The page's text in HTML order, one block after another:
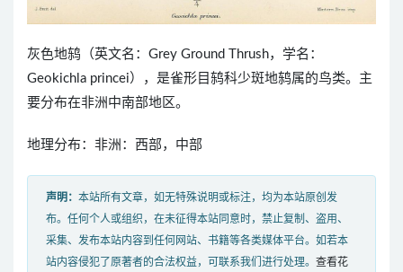
灰色地鸫（英文名：Grey Ground Thrush，学名：
Geokichla princei），是雀形目鸫科少斑地鸫属的鸟类。主
要分布在非洲中南部地区。
地理分布：非洲：西部，中部
声明： 本站所有文章，如无特殊说明或标注，均为本站原创发
布。任何个人或组织，在未征得本站同意时，禁止复制、盗用、
采集、发布本站内容到任何网站、书籍等各类媒体平台。如若本
站内容侵犯了原著者的合法权益，可联系我们进行处理。 查看花